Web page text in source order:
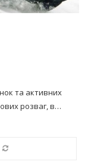
та активних
розваг, в…